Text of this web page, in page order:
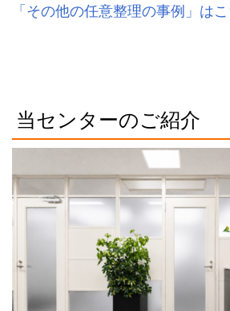
「その他の任意整理の事例」は
当センターのご紹介